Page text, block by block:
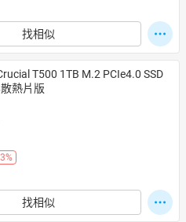
找相似
T500 1TB M.2 PCIe4.0 SSD
熱片版
找相似